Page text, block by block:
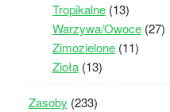
Tropikalne(13)
Warzywa/Owoce(27)
Zimozielone(11)
Zioła(13)
Zasoby (233)